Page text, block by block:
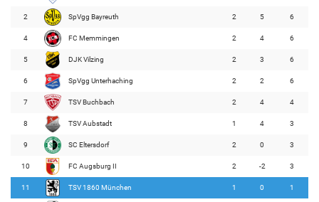
2 SpVgg Bayreuth 2 5 6
4 FC Memmingen 2 4 6
5 DJK Vilzing 2 3 6
6 SpVgg Unterhaching 2 2 6
7 TSV Buchbach 2 4 4
8 TSV Aubstadt 1 4 3
9 SC Eltersdorf 2 0 3
10 FC Augsburg II 2 -2 3
11 TSV 1860 München 1 0 1